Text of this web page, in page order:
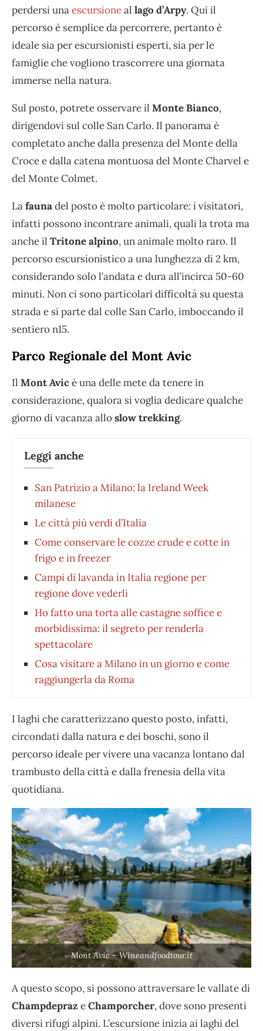
perdersi unaescursioneal lago d’Arpy. Qui il
percorso è semplice da percorrere, pertanto è
ideale sia per escursionisti esperti, sia per le
famiglie che vogliono trascorrere una giornata
immerse nella natura.
Sul posto, potrete osservare il Monte Bianco,
dirigendovi sul colle San Carlo. Il panorama è
completato anche dalla presenza del Monte della
Croce e dalla catena montuosa del Monte Charvel e
del Monte Colmet.
Lafaunadel posto è molto particolare: i visitatori,
infatti possono incontrare animali, quali la trota ma
anche il Tritone alpino, un animale molto raro. Il
percorso escursionistico a una lunghezza di 2 km,
considerando solo l’andata e dura all’incirca 50-60
minuti. Non ci sono particolari difficoltà su questa
strada e si parte dal colle San Carlo, imboccando il
sentiero n15.
Parco Regionale del Mont Avic
Il Mont Avicè una delle mete da tenere in
considerazione, qualora si voglia dedicare qualche
giorno di vacanza alloslow trekking.
Leggi anche
San Patrizio a Milano: la Ireland Week
milanese
Le città più verdi d’Italia
Come conservare le cozze crude e cotte in
frigo e in freezer
Campi di lavanda in Italia regione per
regione dove vederli
Ho fatto una torta alle castagne soffice e
morbidissima: il segreto per renderla
spettacolare
Cosa visitare a Milano in un giorno e come
raggiungerla da Roma
I laghi che caratterizzano questo posto, infatti,
circondati dalla natura e dei boschi, sono il
percorso ideale per vivere una vacanza lontano dal
trambusto della città e dalla frenesia della vita
quotidiana.
Mont Avic – Wineandfoodtour.it
A questo scopo, si possono attraversare le vallate di
Champdepraz eChamporcher, dove sono presenti
diversi rifugi alpini. L’escursione inizia ai laghi del